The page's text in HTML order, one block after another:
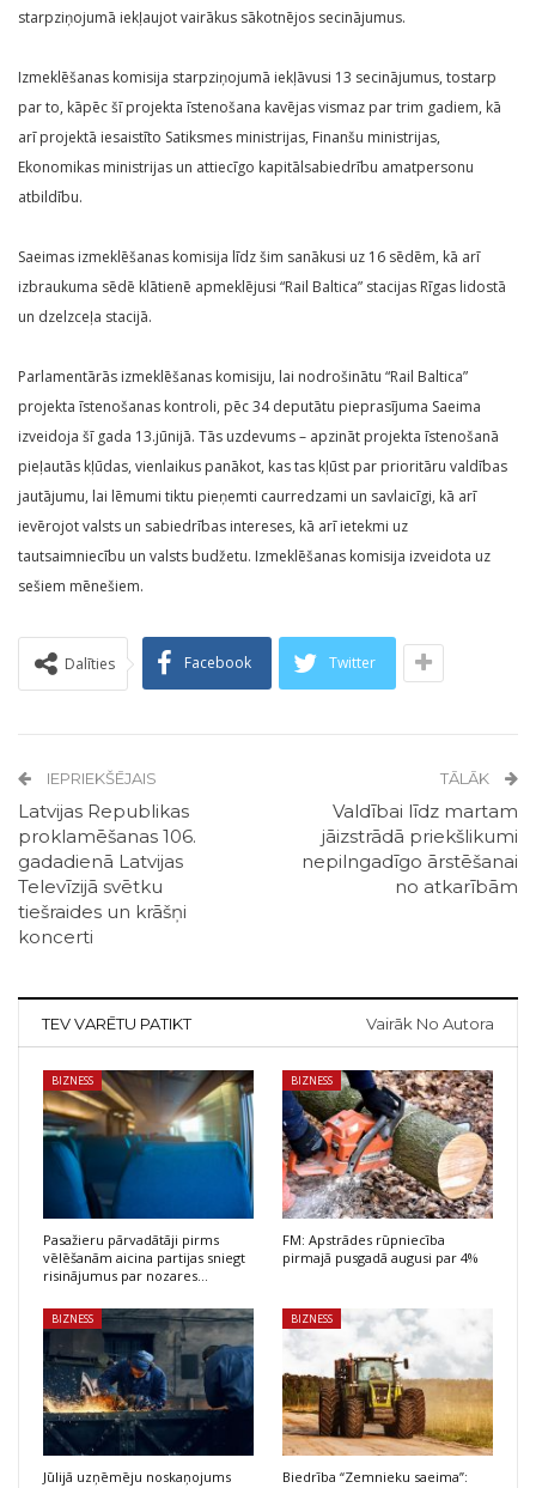
starpziņojumā iekļaujot vairākus sākotnējos secinājumus.
Izmeklēšanas komisija starpziņojumā iekļāvusi 13 secinājumus, tostarp
par to, kāpēc šī projekta īstenošana kavējas vismaz par trim gadiem, kā
arī projektā iesaistīto Satiksmes ministrijas, Finanšu ministrijas,
Ekonomikas ministrijas un attiecīgo kapitālsabiedrību amatpersonu
atbildību.
Saeimas izmeklēšanas komisija līdz šim sanākusi uz 16 sēdēm, kā arī
izbraukuma sēdē klātienē apmeklējusi “Rail Baltica” stacijas Rīgas lidostā
un dzelzceļa stacijā.
Parlamentārās izmeklēšanas komisiju, lai nodrošinātu “Rail Baltica”
projekta īstenošanas kontroli, pēc 34 deputātu pieprasījuma Saeima
izveidoja šī gada 13.jūnijā. Tās uzdevums – apzināt projekta īstenošanā
pieļautās kļūdas, vienlaikus panākot, kas tas kļūst par prioritāru valdības
jautājumu, lai lēmumi tiktu pieņemti caurredzami un savlaicīgi, kā arī
ievērojot valsts un sabiedrības intereses, kā arī ietekmi uz
tautsaimniecību un valsts budžetu. Izmeklēšanas komisija izveidota uz
sešiem mēnešiem.
Dalīties Facebook Twitter
IEPRIEKŠĒJAIS
Latvijas Republikas
proklamēšanas 106.
gadadienā Latvijas
Televīzijā svētku
tiešraides un krāšņi
koncerti
TĀLĀK
Valdībai līdz martam
jāizstrādā priekšlikumi
nepilngadīgo ārstēšanai
no atkarībām
TEV VARĒTU PATIKT Vairāk No Autora
BIZNESS
Pasažieru pārvadātāji pirms
vēlēšanām aicina partijas sniegt
risinājumus par nozares…
BIZNESS
FM: Apstrādes rūpniecība
pirmajā pusgadā augusi par 4%
BIZNESS
Jūlijā uzņēmēju noskaņojums
BIZNESS
Biedrība “Zemnieku saeima”: